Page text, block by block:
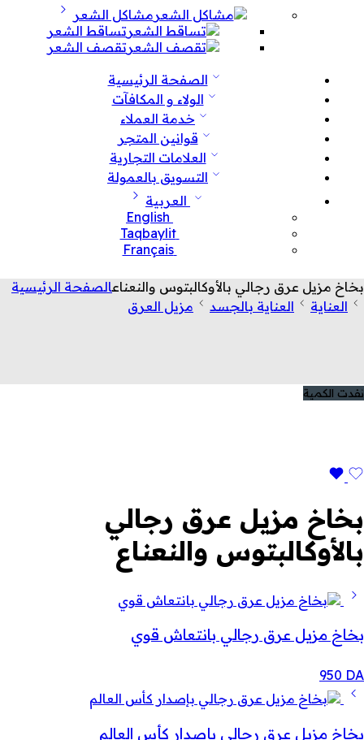
مشاكل الشعر
تساقط الشعر
تقصف الشعر
الصفحة الرئيسية
الولاء و المكافآت
خدمة العملاء
قوانين المتجر
العلامات التجارية
التسويق بالعمولة
العربية
English
Taqbaylit
Français
بخاخ مزيل عرق رجالي بالأوكالبتوس والنعناعالصفحة الرئيسية
العناية
العناية بالجسد مزيل العرق
نفدت الكمية
بخاخ مزيل عرق رجالي
بالأوكالبتوس والنعناع
بخاخ مزيل عرق رجالي بانتعاش قوي
950 DA
بخاخ مزيل عرق رجالي بإصدار كأس العالم